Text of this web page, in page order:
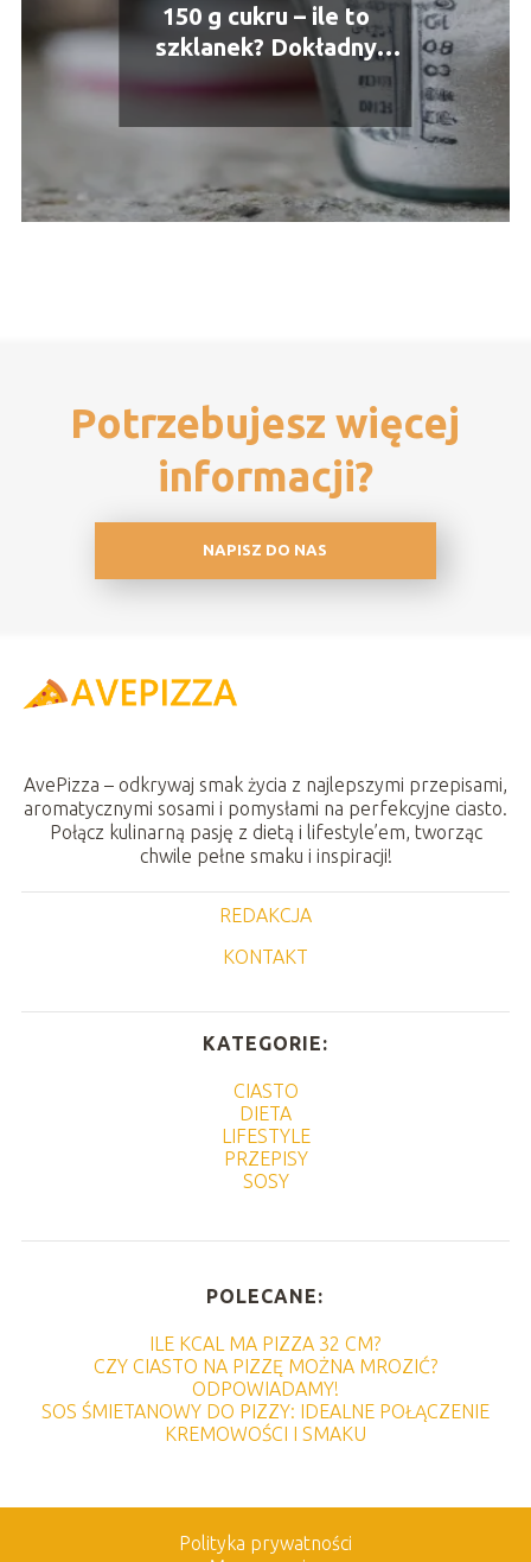
150 g cukru – ile to
szklanek? Dokładny
przelicznik i praktyczne
porady
Potrzebujesz więcej
informacji?
NAPISZ DO NAS
AvePizza – odkrywaj smak życia z najlepszymi przepisami,
aromatycznymi sosami i pomysłami na perfekcyjne ciasto.
Połącz kulinarną pasję z dietą i lifestyle’em, tworząc
chwile pełne smaku i inspiracji!
REDAKCJA
KONTAKT
KATEGORIE:
CIASTO
DIETA
LIFESTYLE
PRZEPISY
SOSY
POLECANE:
ILE KCAL MA PIZZA 32 CM?
CZY CIASTO NA PIZZĘ MOŻNA MROZIĆ?
ODPOWIADAMY!
SOS ŚMIETANOWY DO PIZZY: IDEALNE POŁĄCZENIE
KREMOWOŚCI I SMAKU
Polityka prywatności